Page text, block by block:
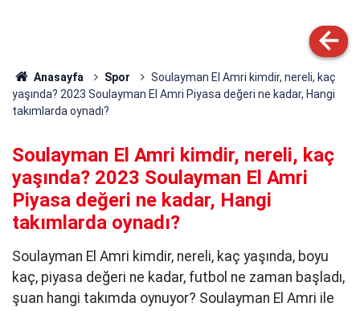
Anasayfa Spor
Soulayman El Amri kimdir, nereli, kaç
yaşında? 2023 Soulayman El Amri Piyasa değeri ne kadar, Hangi
takımlarda oynadı?
Soulayman El Amri kimdir, nereli, kaç
yaşında? 2023 Soulayman El Amri
Piyasa değeri ne kadar, Hangi
takımlarda oynadı?
Soulayman El Amri kimdir, nereli, kaç yaşında, boyu
kaç, piyasa değeri ne kadar, futbol ne zaman başladı,
şuan hangi takımda oynuyor? Soulayman El Amri ile